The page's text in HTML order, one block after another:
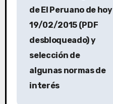
de El Peruano de hoy
19/02/2015 (PDF
desbloqueado) y
selección de
algunas normas de
interés